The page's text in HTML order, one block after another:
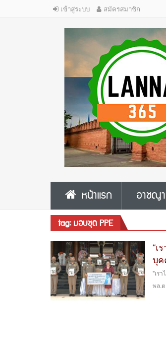
เข้าสู่ระบบ สมัครสมาชิก
หน้าแรก อาชญ
tag: มอบชุด PPE
“เ
บุค
"เร
พล.